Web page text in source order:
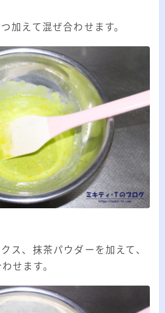
加えて混ぜ合わせます。
ス、抹茶パウダーを加えて、
せます。